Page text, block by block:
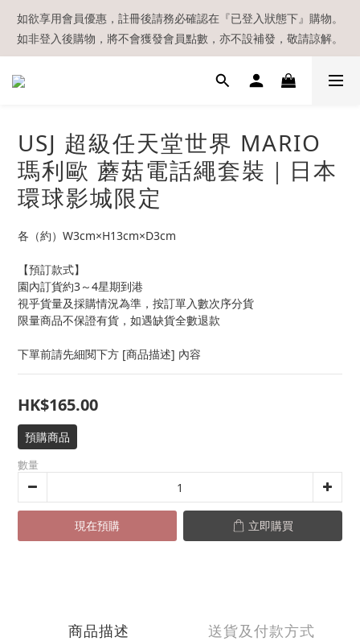
【現貨區】內款式均為在港現貨，現貨區以外的所有貨品都需要訂
貨喔！
如欲享用會員優惠，註冊後請務必確認在『已登入狀態下』購物。
如非登入後購物，將不會獲發會員點數，亦不設補發，敬請諒解。
溫馨提示：所有順豐快遞／本地及國際郵遞寄出後，本店只會以電
【現貨區】內款式均為在港現貨，現貨區以外的所有貨品都需要訂
貨喔！
USJ 超級任天堂世界 MARIO
瑪利歐 蘑菇電話繩套裝｜日本
環球影城限定
各（約）W3cm×H13cm×D3cm
【預訂款式】
園內訂貨約3～4星期到港
視乎貨量及採購情況為準，按訂單入數次序分貨
限量商品不保證有貨，如遇缺貨全數退款
下單前請先細閱下方 [商品描述] 內容
HK$165.00
預購商品
數量
現在預購 立即購買
商品描述 送貨及付款方式